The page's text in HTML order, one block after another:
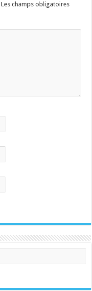
Les champs obligatoires